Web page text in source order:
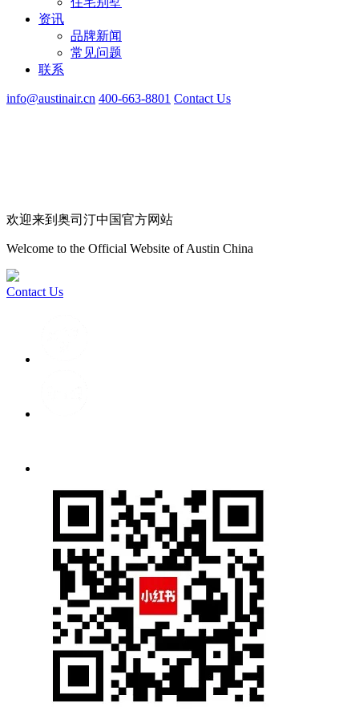
资讯
品牌新闻
常见问题
联系
info@austinair.cn 400-663-8801 Contact Us
欢迎来到奥司汀中国官方网站
Welcome to the Official Website of Austin China
Contact Us